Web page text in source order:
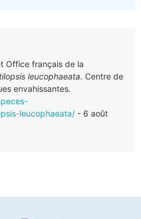
Office français de la
leucophaeata. Centre de
envahissantes.
leucophaeata/ - 6 août